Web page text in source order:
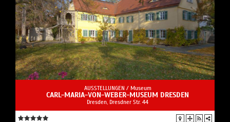
AUSSTELLUNGEN / Museum
CARL-MARIA-VON-WEBER-MUSEUM DRESDEN
Dresden, Dresdner Str. 44